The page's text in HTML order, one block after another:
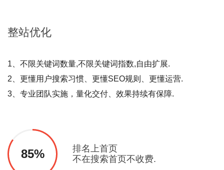
整站优化
1、不限关键词数量,不限关键词指数,自由扩展.
2、更懂用户搜索习惯、更懂SEO规则、更懂运营.
3、专业团队实施，量化交付、效果持续有保障.
85%
排名上首页
不在搜索首页不收费.